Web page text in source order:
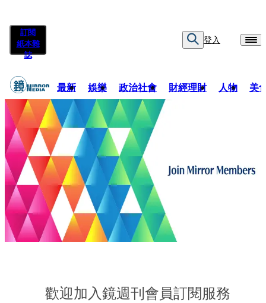
訂閱
紙本雜
誌
登入
最新 娛樂 政治社會 財經理財 人物 美
歡迎加入鏡週刊會員訂閱服務